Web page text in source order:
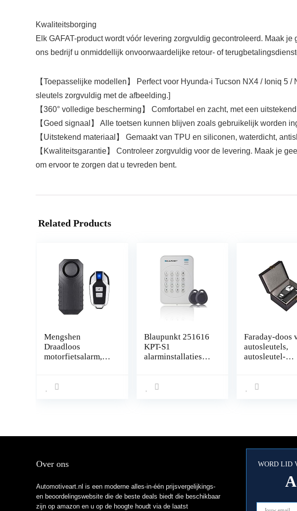
Kwaliteitsborging
Elk GAFAT-product wordt vóór levering zorgvuldig gecontroleerd. Maak
ons bedrijf u onmiddellijk onvoorwaardelijke retour- of
【Toepasselijke modellen】 Perfect voor Hyunda-i Tucson NX4 / Ioniq 5
sleutels zorgvuldig met de afbeelding.]
【360° volledige bescherming】 Comfortabel en zacht, met een
【Goed signaal】 Alle toetsen kunnen blijven zoals gebruikelijk worden
【Uitstekend materiaal】 Gemaakt van TPU en siliconen, waterdicht,
【Kwaliteitsgarantie】 Controleer zorgvuldig voor de levering. Maak je
om ervoor te zorgen dat u tevreden bent.
Related Products
Mengshen
Draadloos
motorfietsalarm,
afstandsbediening,
Blaupunkt 251616
KPT-S1
alarminstallaties
Rolling Code
RFID,
Faraday-doos
autosleutels,
autosleutel-
Faraday-
sleutelhanger-
Over ons
Automotiveart.nl is een moderne alles-in-één prijsvergelijkings-
en beoordelingswebsite die de beste deals biedt die beschikbaar
zijn op amazon en u op de hoogte houdt via de laatst
WORD LID